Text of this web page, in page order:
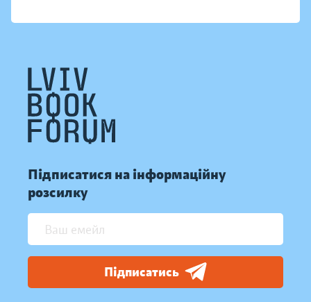
Підписатися на інформаційну
розсилку
Підписатись